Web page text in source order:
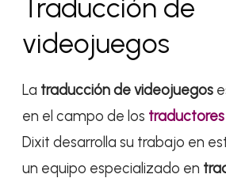
Traducción de
videojuegos
La traducción de videojuegos
en el campo de los
Dixit desarrolla su trabajo en
un equipo especializado en